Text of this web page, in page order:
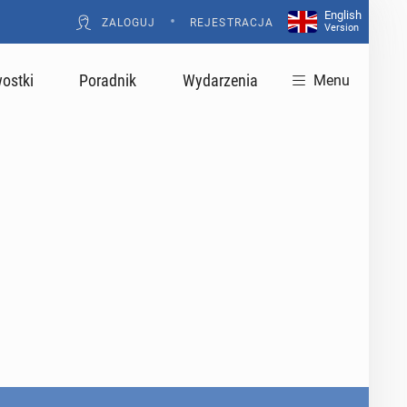
ZALOGUJ • REJESTRACJA
English
Version
Poradnik Wydarzenia Menu